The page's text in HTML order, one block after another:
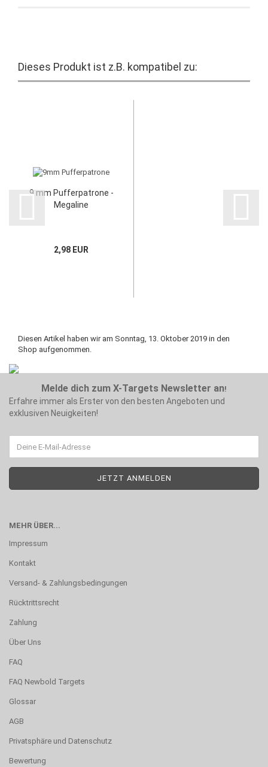
Dieses Produkt ist z.B. kompatibel zu:
9 mm Pufferpatrone -
Megaline
2,98 EUR
Diesen Artikel haben wir am Sonntag, 13. Oktober 2019 in den
Shop aufgenommen.
Melde dich zum X-Targets Newsletter an!
Erfahre immer als Erster von den besten Angeboten und
exklusiven Neuigkeiten!
MEHR ÜBER...
Impressum
Kontakt
Versand- & Zahlungsbedingungen
Rücktrittsrecht
Zahlung
Über Uns
FAQ
FAQ Newbold Targets
Glossar
AGB
Privatsphäre und Datenschutz
Bewertung